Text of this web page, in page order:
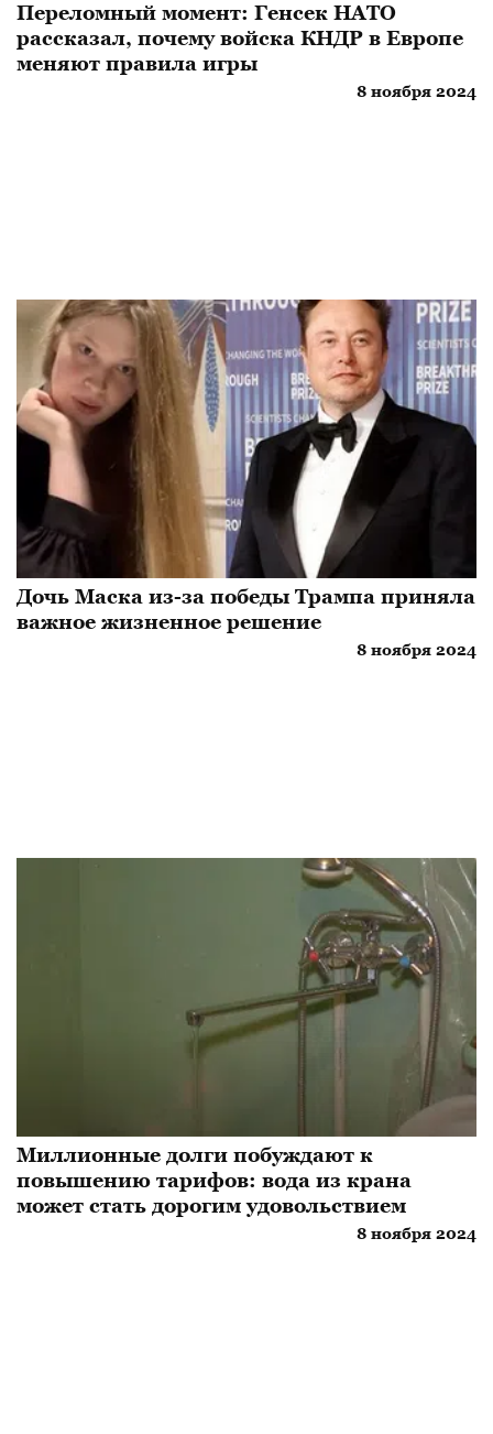
Переломный момент: Генсек НАТО
рассказал, почему войска КНДР в Европе
меняют правила игры
8 ноября 2024
Дочь Маска из-за победы Трампа приняла
важное жизненное решение
8 ноября 2024
Миллионные долги побуждают к
повышению тарифов: вода из крана
может стать дорогим удовольствием
8 ноября 2024